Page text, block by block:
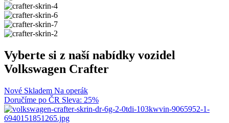
Vyberte si z naší nabídky vozidel
Volkswagen Crafter
Nové Skladem Na operák
Doručíme po ČR Sleva: 25%